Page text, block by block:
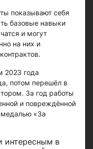
показывают себя
базовые навыки
и могут
на них и
2023 года
потом перешёл в
За год работы
и повреждённой
медалью «За
интересным в